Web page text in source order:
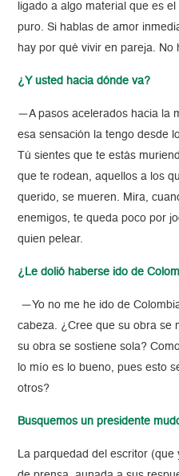
ligado a algo material que es
puro. Si hablas de amor
hay por qué vivir en pareja. No
¿Y usted hacia dónde va?
—A pasos acelerados hacia la
esa sensación la tengo desde
Tú sientes que te estás
que te rodean, aquellos a los
querido, se mueren. Mira,
enemigos, te queda poco por
quien pelear.
¿Le dolió haberse ido de
—Yo no me he ido de
cabeza. ¿Cree que su obra se
su obra se sostiene sola?
lo mío es lo bueno, pues esto
otros?
Busquemos un presidente
La parquedad del escritor